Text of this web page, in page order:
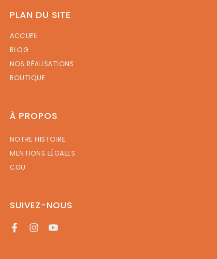
PLAN DU SITE
ACCUEIL
BLOG
NOS RÉALISATIONS
BOUTIQUE
À PROPOS
NOTRE HISTOIRE
MENTIONS LÉGALES
CGU
SUIVEZ-NOUS